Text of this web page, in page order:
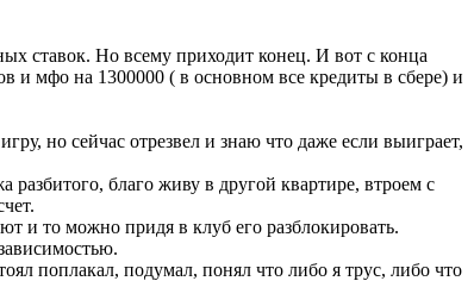
ставок. Но всему приходит конец. И вот с конца
и мфо на 1300000 ( в основном все кредиты в сбере) и
но сейчас отрезвел и знаю что даже если выиграет,
благо живу в другой квартире, втроем с
и то можно придя в клуб его разблокировать.
поплакал, подумал, понял что либо я трус, либо что